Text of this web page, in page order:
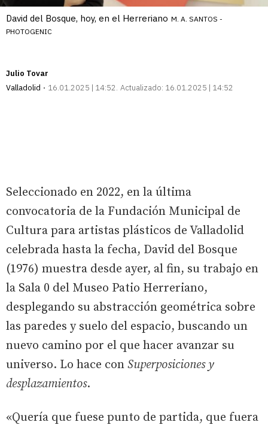
David del Bosque, hoy, en el Herreriano M. A. SANTOS -
PHOTOGENIC
Julio Tovar
Valladolid
16.01.2025 | 14:52 Actualizado: 16.01.2025 | 14:52
Seleccionado en 2022, en la última
convocatoria de la Fundación Municipal de
Cultura para artistas plásticos de Valladolid
celebrada hasta la fecha, David del Bosque
(1976) muestra desde ayer, al fin, su trabajo en
la Sala 0 del Museo Patio Herreriano,
desplegando su abstracción geométrica sobre
las paredes y suelo del espacio, buscando un
nuevo camino por el que hacer avanzar su
universo. Lo hace con Superposiciones y
desplazamientos.
«Quería que fuese punto de partida, que fuera